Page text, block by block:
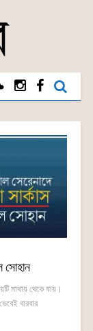
সোহান
মাথায় থেকে যায়।
বারবার